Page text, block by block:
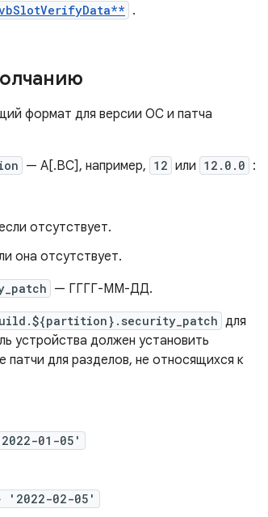
.
формат для версии ОС и патча
— A[.BC], например, 12 или 12.0.0 :
отсутствует.
она отсутствует.
— ГГГГ-ММ-ДД.
для
устройства должен установить
патчи для разделов, не относящихся к
01-05'
'2022-02-05'